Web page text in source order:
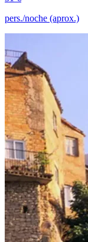
pers./noche (aprox.)